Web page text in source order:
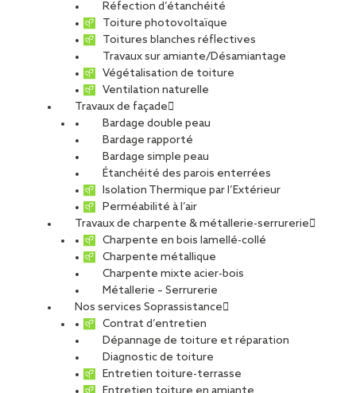
Réfection d’étanchéité
Toiture photovoltaïque
Toitures blanches réflectives
Travaux sur amiante/Désamiantage
Végétalisation de toiture
Ventilation naturelle
Travaux de façade
Bardage double peau
Bardage rapporté
Bardage simple peau
Étanchéité des parois enterrées
Isolation Thermique par l’Extérieur
Perméabilité à l’air
Travaux de charpente & métallerie-serrurerie
Charpente en bois lamellé-collé
Charpente métallique
Charpente mixte acier-bois
Métallerie – Serrurerie
Nos services Soprassistance
Contrat d’entretien
Dépannage de toiture et réparation
Diagnostic de toiture
Entretien toiture-terrasse
Entretien toiture en amiante